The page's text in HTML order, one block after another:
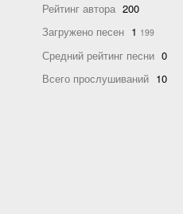
Рейтинг автора 200
Загружено песен 1 199
Средний рейтинг песни 0
Всего прослушиваний 10